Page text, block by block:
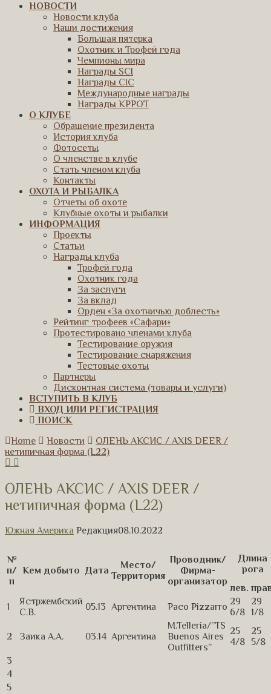
НОВОСТИ
Новости клуба
Наши достижения
Большая пятерка
Охотник и Трофей года
Чемпионы мира
Награды SCI
Награды CIC
Международные награды
Награды КРРОТ
О КЛУБЕ
Обращение президента
История клуба
Фотосеты
О членстве в клубе
Стать членом клуба
Контакты
ОХОТА И РЫБАЛКА
Отчеты об охоте
Клубные охоты и рыбалки
ИНФОРМАЦИЯ
Проекты
Статьи
Награды клуба
Трофей года
Охотник года
За заслуги
За вклад
Орден «За охотничью доблесть»
Рейтинг трофеев «Сафари»
Протестировано членами клуба
Тестирование оружия
Тестирование снаряжения
Тестовые охоты
Партнеры
Дисконтная система (товары и услуги)
ВСТУПИТЬ В КЛУБ
ВХОД ИЛИ РЕГИСТРАЦИЯ
ПОИСК
Home
Новости
ОЛЕНЬ АКСИС / AXIS DEER /
нетипичная форма (L22)
ОЛЕНЬ АКСИС / AXIS DEER /
нетипичная форма (L22)
Южная Америка Редакция08.10.2022
№
п/
п
Кем добыто Дата
Место/
Территория
Проводник/
Фирма-
организатор
Длина
рога
лев.
1
Ястржембский
С.В.
05.13 Аргентина Paco Pizzarro 29
6/8
29
1/8
2 Заика А.А. 03.14 Аргентина
M.Telleria/”TS
Buenos Aires
Outfitters”
25
4/8
25
5/8
3
4
5